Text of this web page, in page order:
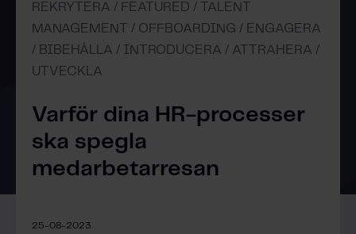
REKRYTERA / FEATURED / TALENT
MANAGEMENT / OFFBOARDING / ENGAGERA
/ BIBEHÅLLA / INTRODUCERA / ATTRAHERA /
UTVECKLA
Varför dina HR-processer
ska spegla
medarbetarresan
25-08-2023